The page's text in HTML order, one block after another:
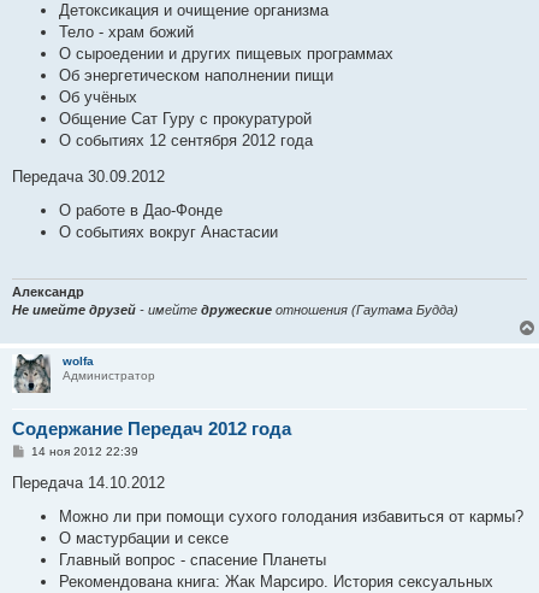
Детоксикация и очищение организма
Тело - храм божий
О сыроедении и других пищевых программах
Об энергетическом наполнении пищи
Об учёных
Общение Сат Гуру с прокуратурой
О событиях 12 сентября 2012 года
Передача 30.09.2012
О работе в Дао-Фонде
О событиях вокруг Анастасии
Александр
Не имейте друзей - имейте дружеские отношения (Гаутама Будда)
wolfa
Администратор
Содержание Передач 2012 года
С
о
б
14 ноя 2012 22:39
Передача 14.10.2012
Можно ли при помощи сухого голодания избавиться от кармы?
О мастурбации и сексе
Главный вопрос - спасение Планеты
Рекомендована книга: Жак Марсиро. История сексуальных